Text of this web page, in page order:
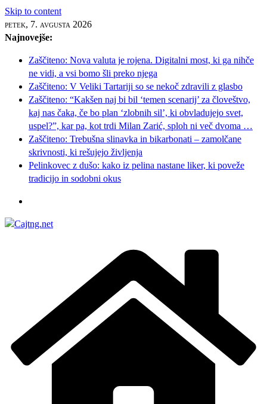
Skip to content
petek, 7. avgusta 2026
Najnovejše:
Zaščiteno: Nova valuta je rojena. Digitalni most, ki ga nihče
ne vidi, a vsi bomo šli preko njega
Zaščiteno: V Veliki Tartariji so se nekoč zdravili z glasbo
Zaščiteno: “Kakšen naj bi bil ‘temen scenarij’ za človeštvo,
kaj nas čaka, če bo plan ‘zlobnih sil’, ki obvladujejo svet,
uspel?”, kar pa, kot trdi Milan Zarić, sploh ni več dvoma …
Zaščiteno: Trebušna slinavka in bikarbonati – zamolčane
skrivnosti, ki rešujejo življenja
Pelinkovec z dušo: kako iz pelina nastane liker, ki poveže
tradicijo in sodobni okus